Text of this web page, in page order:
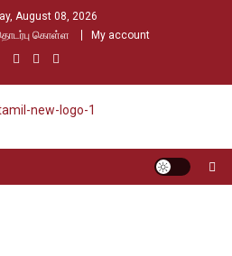
August 08, 2026
கொள்ள My account